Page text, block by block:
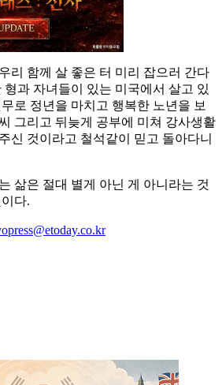
리 함께 살 좋은 터 미리 잡으러 간다
과 자녀들이 있는 미국에서 살고 있
로 정년을 마치고 행복한 노년을 보
그리고 뒤늦게 공부에 미쳐 강사생활
신 것이라고 철석같이 믿고 돌아다니
삶은 절대 별게 아닌 게 아니라는 것
다.